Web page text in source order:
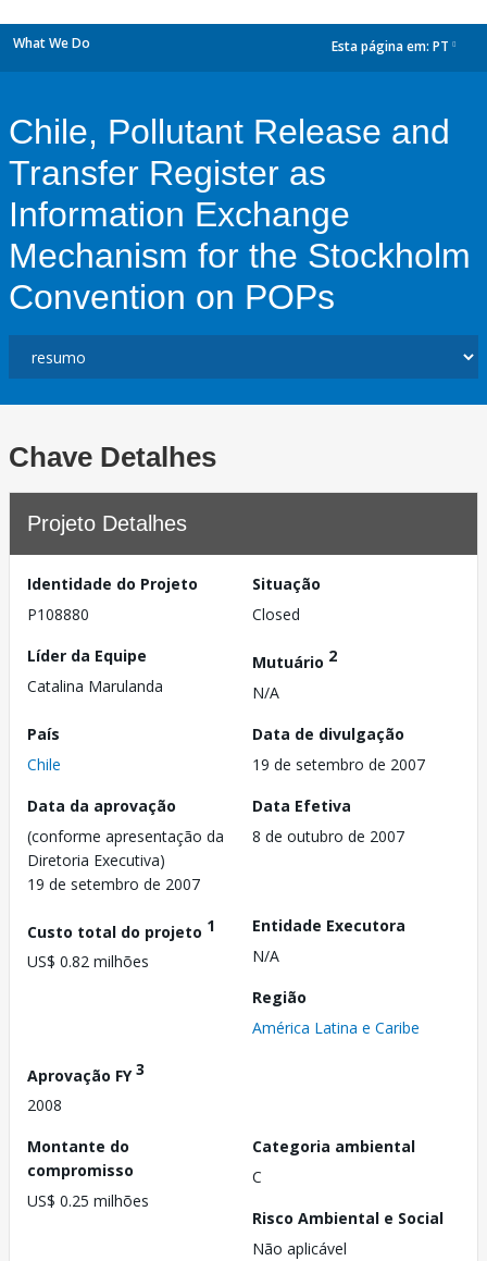
What We Do Esta página em: PT
Chile, Pollutant Release and
Transfer Register as
Information Exchange
Mechanism for the Stockholm
Convention on POPs
Chave Detalhes
Projeto Detalhes
Identidade do Projeto
P108880
Situação
Closed
Líder da Equipe
Catalina Marulanda
Mutuário 2
N/A
País
Chile
Data de divulgação
19 de setembro de 2007
Data da aprovação
(conforme apresentação da
Diretoria Executiva)
19 de setembro de 2007
Data Efetiva
8 de outubro de 2007
Custo total do projeto 1
US$ 0.82 milhões
Entidade Executora
N/A
Região
América Latina e Caribe
Aprovação FY3
2008
Montante do
compromisso
US$ 0.25 milhões
Categoria ambiental
C
Risco Ambiental e Social
Não aplicável